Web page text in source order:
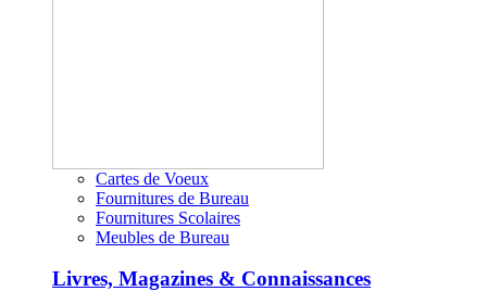
Cartes de Voeux
Fournitures de Bureau
Fournitures Scolaires
Meubles de Bureau
Livres, Magazines & Connaissances